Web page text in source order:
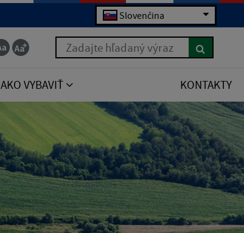
Slovenčina
Zadajte hľadaný výraz
AKO VYBAVIŤ KONTAKTY